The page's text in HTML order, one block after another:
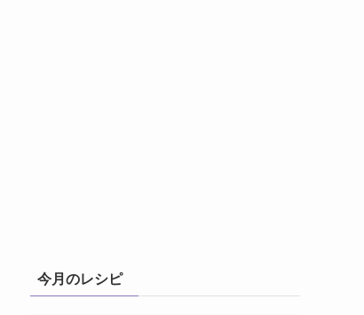
今月のレシピ